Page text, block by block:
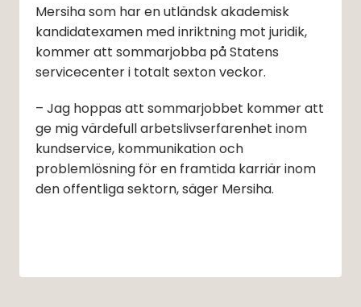
Mersiha som har en utländsk akademisk
kandidatexamen med inriktning mot juridik,
kommer att sommarjobba på Statens
servicecenter i totalt sexton veckor.
– Jag hoppas att sommarjobbet kommer att
ge mig värdefull arbetslivserfarenhet inom
kundservice, kommunikation och
problemlösning för en framtida karriär inom
den offentliga sektorn, säger Mersiha.